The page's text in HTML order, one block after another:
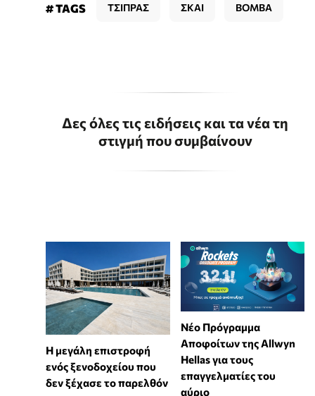
# TAGS ΤΣΙΠΡΑΣ ΣΚΑΙ ΒΟΜΒΑ
Δες όλες τις ειδήσεις και τα νέα τη
στιγμή που συμβαίνουν
Η μεγάλη επιστροφή
ενός ξενοδοχείου που
δεν ξέχασε το παρελθόν
Νέο Πρόγραμμα
Αποφοίτων της Allwyn
Hellas για τους
επαγγελματίες του
αύριο